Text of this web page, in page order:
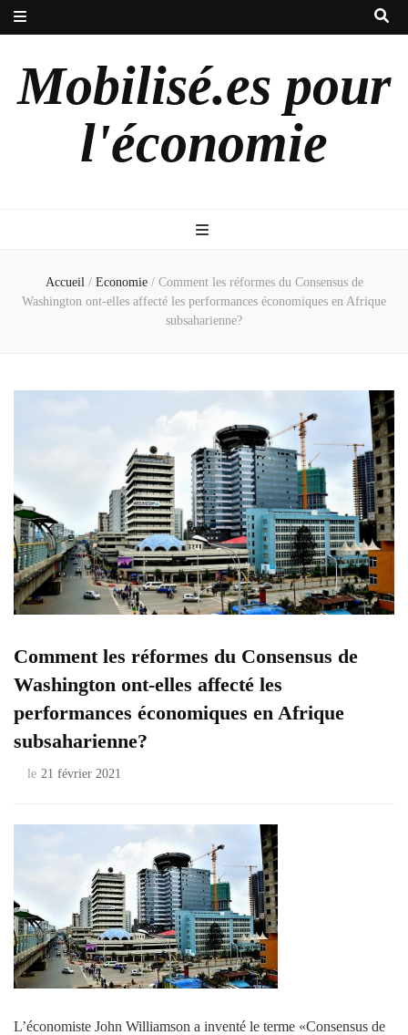
Mobilisé.es pour
l'économie
Accueil / Economie / Comment les réformes du Consensus de
Washington ont-elles affecté les performances économiques en Afrique
subsaharienne?
Comment les réformes du Consensus de
Washington ont-elles affecté les
performances économiques en Afrique
subsaharienne?
le 21 février 2021
L’économiste John Williamson a inventé le terme «Consensus de